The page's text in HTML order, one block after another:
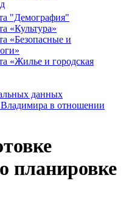
"Демография"
«Культура»
«Безопасные и
«Жилье и городская
данных
в отношении
планировке